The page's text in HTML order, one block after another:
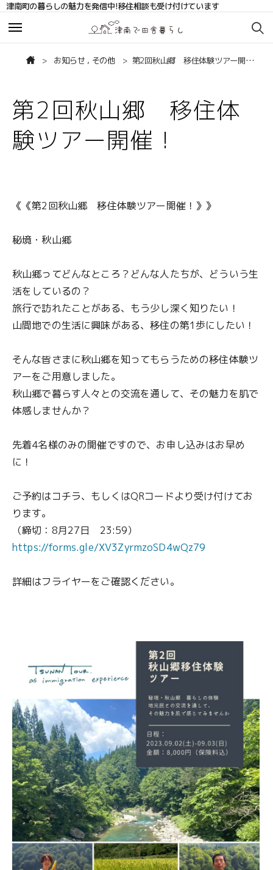
津南町の暮らしの魅力を発信中!移住相談も受け付けています
お知らせ
移住相談サポート
移住コーディネーターブログ
お問い合わせ
ブログ
移住コーディネーターブログ
津南の魅力
津南について
仕事
住まい
雪国の家選び
お知らせ
移住相談サポート
移住コーディネーターブログ
お問い合わせ
ブログ
移住コーディネーターブログ
津南の魅力
津南について
仕事
住まい
雪国の家選び
お知らせ , その他 第2回秋山郷 移住体験ツアー開催！
第2回秋山郷 移住体
験ツアー開催！
《《第2回秋山郷 移住体験ツアー開催！》》
秘境・秋山郷
秋山郷ってどんなところ？どんな人たちが、どういう生
活をしているの？
旅行で訪れたことがある、もう少し深く知りたい！
山間地での生活に興味がある、移住の第1歩にしたい！
そんな皆さまに秋山郷を知ってもらうための移住体験ツ
アーをご用意しました。
秋山郷で暮らす人々との交流を通して、その魅力を肌で
体感しませんか？
先着4名様のみの開催ですので、お申し込みはお早め
に！
ご予約はコチラ、もしくはQRコードより受け付けてお
ります。
（締切：8月27日 23:59）
https://forms.gle/XV3ZyrmzoSD4wQz79
詳細はフライヤーをご確認ください。